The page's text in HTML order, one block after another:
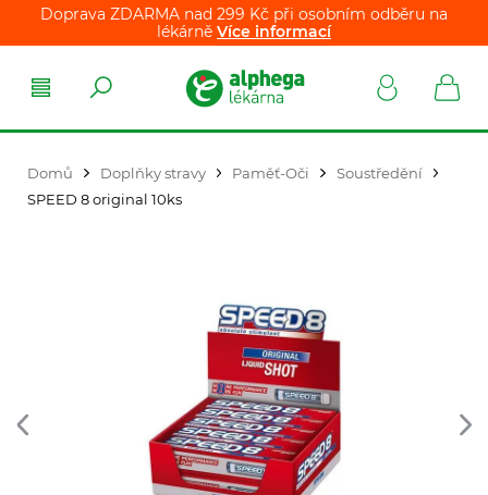
Doprava ZDARMA nad 299 Kč při osobním odběru na
lékárně Více informací
Domů Doplňky stravy Paměť-Oči
Soustředění
SPEED 8 original 10ks